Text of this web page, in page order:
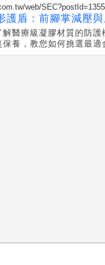
web/
護盾：前腳掌減壓
醫療級凝膠材質的防護
養，教您如何挑選最適
痛。